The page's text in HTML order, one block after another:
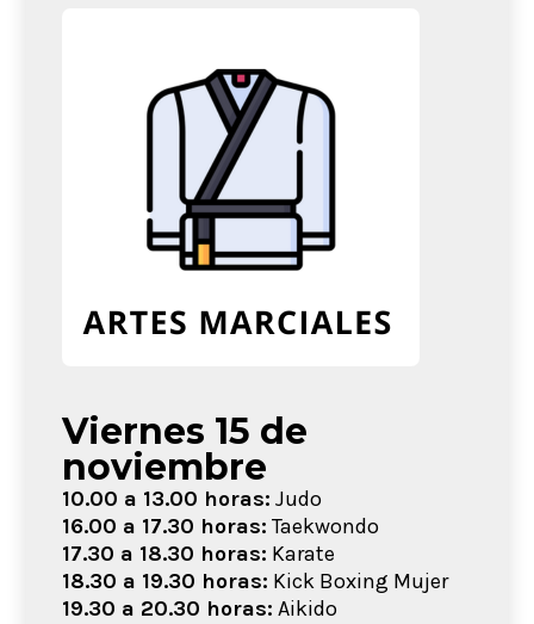
Viernes 15 de
noviembre
10.00 a 13.00 horas: Judo
16.00 a 17.30 horas: Taekwondo
17.30 a 18.30 horas: Karate
18.30 a 19.30 horas: Kick Boxing Mujer
19.30 a 20.30 horas: Aikido